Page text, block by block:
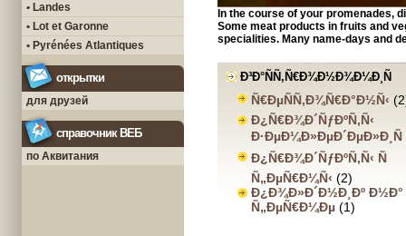
• Landes
• Lot et Garonne
• Pyrénées Atlantiques
открытки
для друзей
справочник ВЕБ
по Аквитания
In the course of your promenades,
Some meat products in fruits and
specialities. Many name-days and
Ð³Ð°ÑÑ‚Ñ€Ð¾Ð½Ð¾Ð¼Ð¸Ñ
Ñ€ÐµÑÑ‚Ð¾Ñ€Ð°Ð½Ñ‹
Ð¿Ñ€Ð¾Ð´ÑƒÐºÑ‚Ñ‹
Ð·ÐµÐ¼Ð»ÐµÐ´ÐµÐ»Ð¸Ñ
Ð¿Ñ€Ð¾Ð´ÑƒÐºÑ‚Ñ‹ Ñ
Ñ„ÐµÑ€Ð¼Ñ‹ (2)
Ð¿Ð¾Ð»Ð´Ð½Ð¸Ðº Ð½Ð°
Ñ„ÐµÑ€Ð¼Ðµ (1)